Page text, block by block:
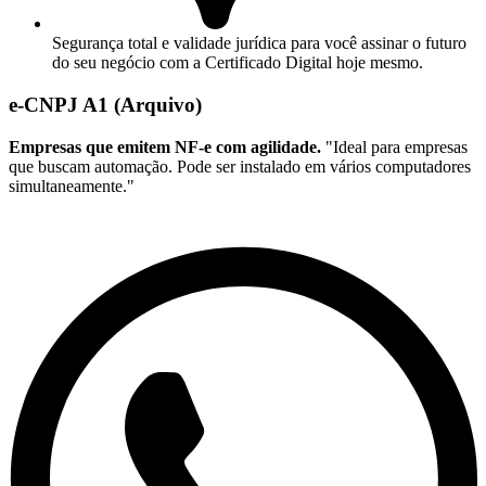
Segurança total e validade jurídica para você assinar o futuro
do seu negócio com a Certificado Digital hoje mesmo.
e-CNPJ A1 (Arquivo)
Empresas que emitem NF-e com agilidade. "Ideal para empresas
que buscam automação. Pode ser instalado em vários computadores
simultaneamente."